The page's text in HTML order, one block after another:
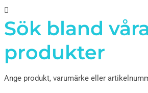
Sök bland
produkter
Ange produkt, varumärke eller